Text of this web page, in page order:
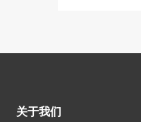
关于我们